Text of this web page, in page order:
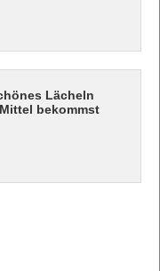
Lächeln
bekommst